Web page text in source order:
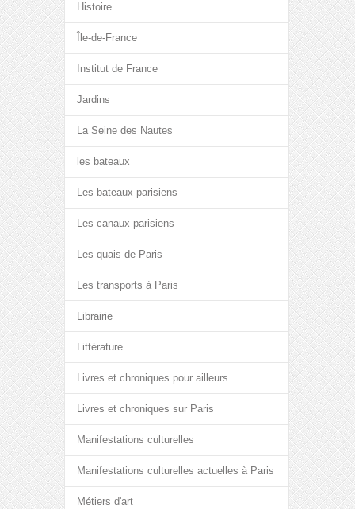
Histoire
Île-de-France
Institut de France
Jardins
La Seine des Nautes
les bateaux
Les bateaux parisiens
Les canaux parisiens
Les quais de Paris
Les transports à Paris
Librairie
Littérature
Livres et chroniques pour ailleurs
Livres et chroniques sur Paris
Manifestations culturelles
Manifestations culturelles actuelles à Paris
Métiers d'art